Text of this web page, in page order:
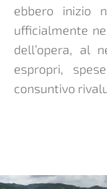
ebbero inizio
ufficialmente
dell’opera, al
espropri,
consuntivo